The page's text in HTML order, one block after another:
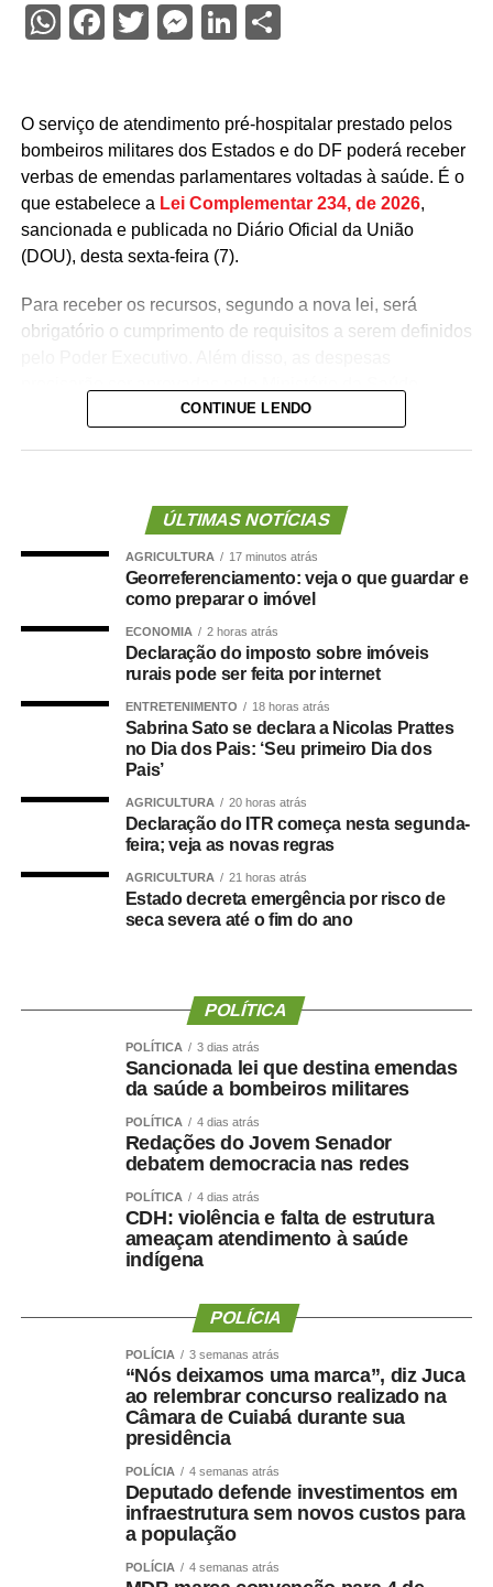
WhatsApp
Facebook
TwitterMessenger
LinkedIn
O serviço de atendimento pré-hospitalar prestado pelos
bombeiros militares dos Estados e do DF poderá receber
verbas de emendas parlamentares voltadas à saúde. É o
que estabelece a Lei Complementar 234, de 2026,
sancionada e publicada no Diário Oficial da União
(DOU), desta sexta-feira (7).
Para receber os recursos, segundo a nova lei, será
obrigatório o cumprimento de requisitos a serem definidos
A lei proíbe o uso dessas emendas para pagamento de
não seja relativo ao atendimento pré-hospitalar.
Com origem noProjeto de Lei Complementar (PLP)
, de autoria do deputado Guilherme Derrite (PP-
aprovada no Senado em julho
ano, com parecer favorável do senador Nelsinho Trad
Agência Senado (Reprodução autorizada mediante
citação da Agência Senado)
COMENTE ABAIXO:
WhatsApp
Facebook
Twitter
Messenger
LinkedIn
Share
CONTINUE LENDO
ÚLTIMAS NOTÍCIAS
AGRICULTURA 17 minutos atrás
Georreferenciamento: veja o que guardar e
como preparar o imóvel
ECONOMIA 2 horas atrás
Declaração do imposto sobre imóveis
rurais pode ser feita por internet
ENTRETENIMENTO 18 horas atrás
Sabrina Sato se declara a Nicolas Prattes
no Dia dos Pais: ‘Seu primeiro Dia dos
Pais’
AGRICULTURA 20 horas atrás
Declaração do ITR começa nesta segunda-
feira; veja as novas regras
AGRICULTURA 21 horas atrás
Estado decreta emergência por risco de
seca severa até o fim do ano
POLÍTICA
POLÍTICA 3 dias atrás
Sancionada lei que destina emendas
da saúde a bombeiros militares
POLÍTICA 4 dias atrás
Redações do Jovem Senador
debatem democracia nas redes
POLÍTICA 4 dias atrás
CDH: violência e falta de estrutura
ameaçam atendimento à saúde
indígena
POLÍCIA
POLÍCIA 3 semanas atrás
“Nós deixamos uma marca”, diz Juca
ao relembrar concurso realizado na
Câmara de Cuiabá durante sua
presidência
POLÍCIA 4 semanas atrás
Deputado defende investimentos em
infraestrutura sem novos custos para
a população
POLÍCIA 4 semanas atrás